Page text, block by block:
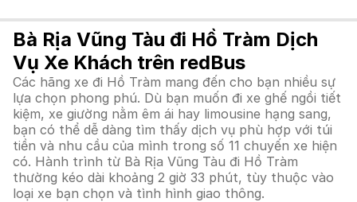
Bà Rịa Vũng Tàu đi Hồ Tràm Dịch
Vụ Xe Khách trên redBus
Các hãng xe đi Hồ Tràm mang đến cho bạn nhiều sự
lựa chọn phong phú. Dù bạn muốn đi xe ghế ngồi tiết
kiệm, xe giường nằm êm ái hay limousine hạng sang,
bạn có thể dễ dàng tìm thấy dịch vụ phù hợp với túi
tiền và nhu cầu của mình trong số 11 chuyến xe hiện
có. Hành trình từ Bà Rịa Vũng Tàu đi Hồ Tràm
thường kéo dài khoảng 2 giờ 33 phút, tùy thuộc vào
loại xe bạn chọn và tình hình giao thông.